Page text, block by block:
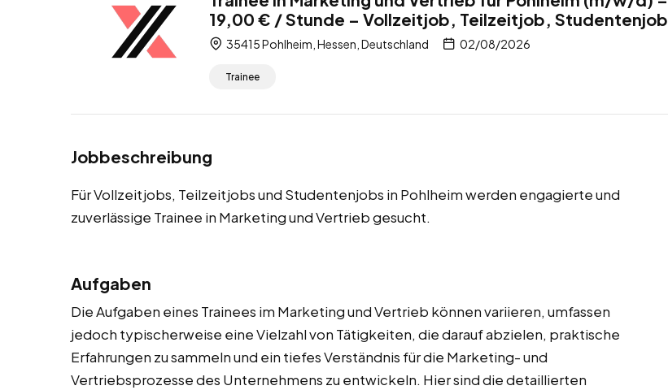
19,00 € / Stunde – Vollzeitjob, Teilzeitjob, Studentenjob
35415 Pohlheim, Hessen, Deutschland 02/08/2026
Trainee
Jobbeschreibung
Für Vollzeitjobs, Teilzeitjobs und Studentenjobs in Pohlheim werden engagierte und
zuverlässige Trainee in Marketing und Vertrieb gesucht.
Aufgaben
Die Aufgaben eines Trainees im Marketing und Vertrieb können variieren, umfassen
jedoch typischerweise eine Vielzahl von Tätigkeiten, die darauf abzielen, praktische
Erfahrungen zu sammeln und ein tiefes Verständnis für die Marketing- und
Vertriebsprozesse des Unternehmens zu entwickeln. Hier sind die detaillierten